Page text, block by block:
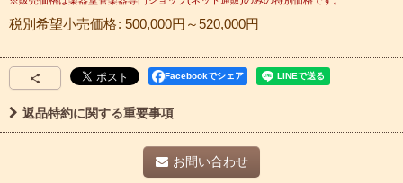
税別希望小売価格: 500,000円 ～520,000円
Facebookでシェア
返品特約に関する重要事項
お問い合わせ